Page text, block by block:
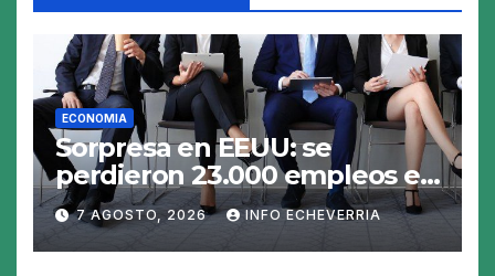
ECONOMIA
Sorpresa en EEUU: se
perdieron 23.000 empleos en
julio y el mercado recalcula
las perspectivas para las
tasas
7 AGOSTO, 2026 INFO ECHEVERRIA